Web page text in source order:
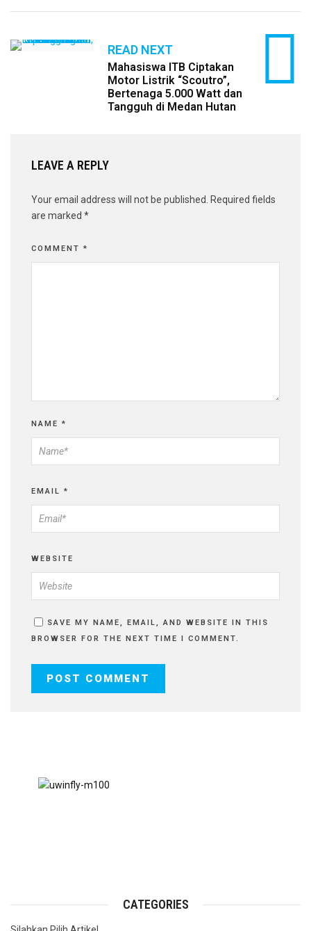
READ NEXT
Mahasiswa ITB Ciptakan
Motor Listrik “Scoutro”,
Bertenaga 5.000 Watt dan
Tangguh di Medan Hutan
LEAVE A REPLY
Your email address will not be published.
Required fields
are marked *
COMMENT *
NAME *
EMAIL *
WEBSITE
SAVE MY NAME, EMAIL, AND WEBSITE IN THIS
BROWSER FOR THE NEXT TIME I COMMENT.
CATEGORIES